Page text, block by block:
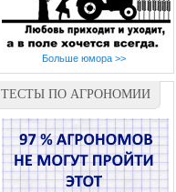
Больше юмора >>
ТЕСТЫ ПО АГРОНОМИИ